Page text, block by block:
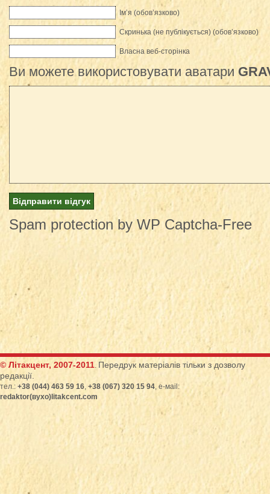
Ім’я (обов’язково)
Скринька (не публікується) (обов’язково)
Власна веб-сторінка
Ви можете використовувати аватари
Spam protection by WP Captcha-Free
© Літакцент, 2007-2011. Передрук матеріалів тільки з дозволу
редакції.
тел.: +38 (044) 463 59 16, +38 (067) 320 15 94, е-маіl:
redaktor(вухо)litakcent.com